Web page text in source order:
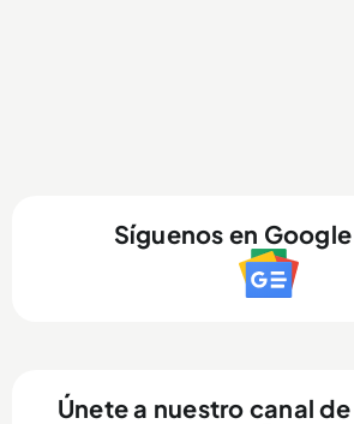
Síguenos en
Únete a nuestro canal